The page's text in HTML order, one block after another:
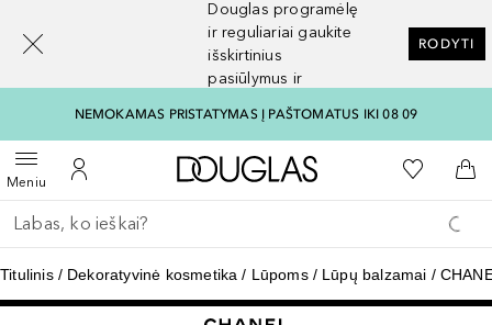
Douglas programėlę
ir reguliariai gaukite
išskirtinius
pasiūlymus ir
RODYTI
NEMOKAMAS PRISTATYMAS Į PAŠTOMATUS IKI 08 09
MeniuAtidaryti meniuĮ mano paskyrą
Į Douglas pagrindinį
Į mano
Į
Grįžk atgal
Vykdykite paiešką
Titulinis Dekoratyvinė kosmetika Lūpoms Lūpų balzamai
[navigation.slideout.screenreader]